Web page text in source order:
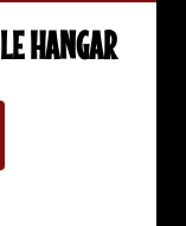
HANGAR